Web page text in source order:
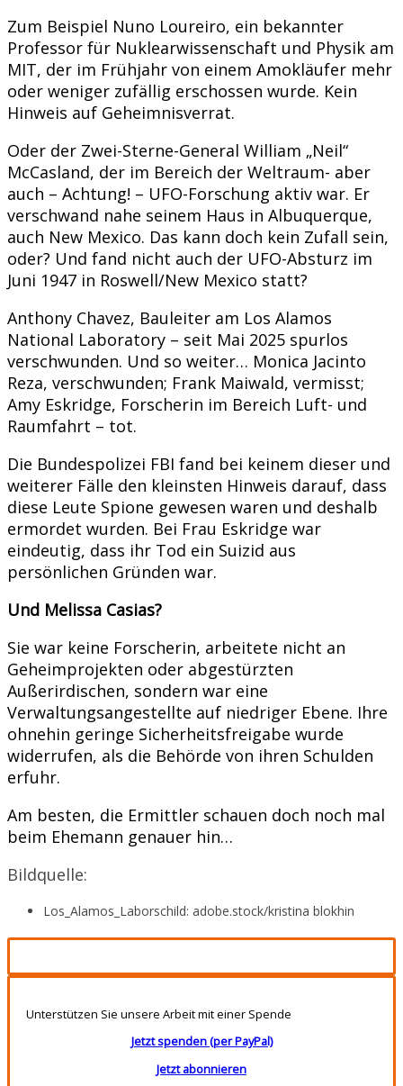
Zum Beispiel Nuno Loureiro, ein bekannter
Professor für Nuklearwissenschaft und Physik am
MIT, der im Frühjahr von einem Amokläufer mehr
oder weniger zufällig erschossen wurde. Kein
Hinweis auf Geheimnisverrat.
Oder der Zwei-Sterne-General William „Neil“
McCasland, der im Bereich der Weltraum- aber
auch – Achtung! – UFO-Forschung aktiv war. Er
verschwand nahe seinem Haus in Albuquerque,
auch New Mexico. Das kann doch kein Zufall sein,
oder? Und fand nicht auch der UFO-Absturz im
Juni 1947 in Roswell/New Mexico statt?
Anthony Chavez, Bauleiter am Los Alamos
National Laboratory – seit Mai 2025 spurlos
verschwunden. Und so weiter… Monica Jacinto
Reza, verschwunden; Frank Maiwald, vermisst;
Amy Eskridge, Forscherin im Bereich Luft- und
Raumfahrt – tot.
Die Bundespolizei FBI fand bei keinem dieser und
weiterer Fälle den kleinsten Hinweis darauf, dass
diese Leute Spione gewesen waren und deshalb
ermordet wurden. Bei Frau Eskridge war
eindeutig, dass ihr Tod ein Suizid aus
persönlichen Gründen war.
Und Melissa Casias?
Sie war keine Forscherin, arbeitete nicht an
Geheimprojekten oder abgestürzten
Außerirdischen, sondern war eine
Verwaltungsangestellte auf niedriger Ebene. Ihre
ohnehin geringe Sicherheitsfreigabe wurde
widerrufen, als die Behörde von ihren Schulden
erfuhr.
Am besten, die Ermittler schauen doch noch mal
beim Ehemann genauer hin…
Bildquelle:
Los_Alamos_Laborschild: adobe.stock/kristina blokhin
Unterstützen Sie unsere Arbeit mit einer Spende
Jetzt spenden (per PayPal)
Jetzt abonnieren